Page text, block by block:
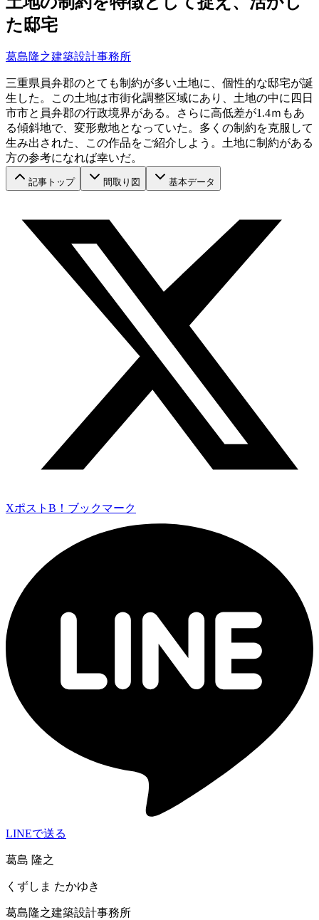
た邸宅
葛島隆之建築設計事務所
三重県員弁郡のとても制約が多い土地に、個性的な邸宅が誕
生した。この土地は市街化調整区域にあり、土地の中に四日
市市と員弁郡の行政境界がある。さらに高低差が1.4ｍもあ
る傾斜地で、変形敷地となっていた。多くの制約を克服して
生み出された、この作品をご紹介しよう。土地に制約がある
方の参考になれば幸いだ。
記事トップ 間取り図 基本データ
Xポスト B！ブックマーク
LINEで送る
葛島 隆之
くずしま たかゆき
葛島隆之建築設計事務所